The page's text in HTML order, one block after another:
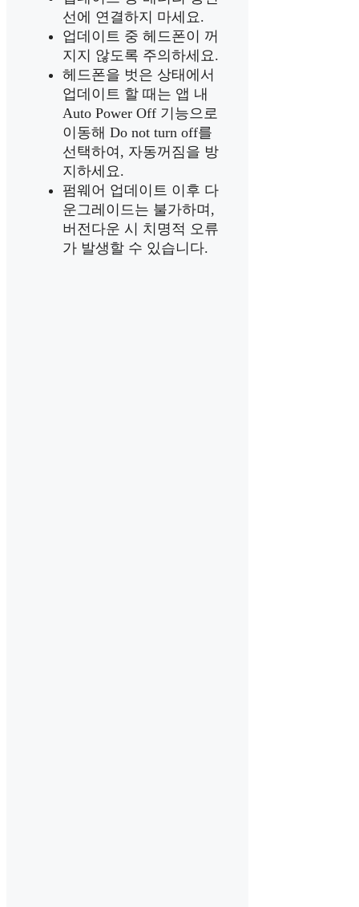
선에 연결하지 마세요.
업데이트 중 헤드폰이 꺼
지지 않도록 주의하세요.
헤드폰을 벗은 상태에서
업데이트 할 때는 앱 내
Auto Power Off 기능으로
이동해 Do not turn off를
선택하여, 자동꺼짐을 방
지하세요.
펌웨어 업데이트 이후 다
운그레이드는 불가하며,
버전다운 시 치명적 오류
가 발생할 수 있습니다.